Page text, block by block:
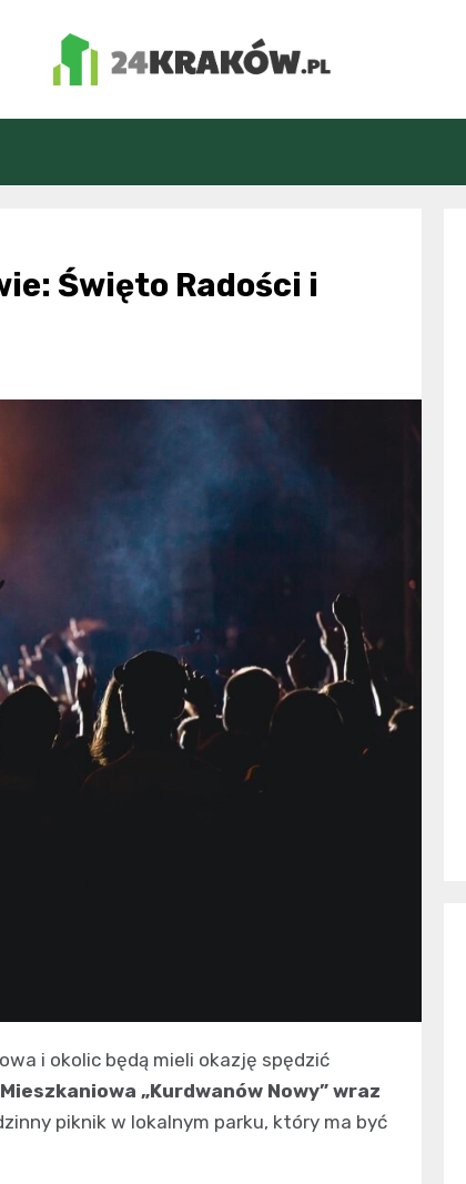
24Kraków.pl
Święto Radości i
i okolic będą mieli okazję spędzić
„Kurdwanów Nowy” wraz
piknik w lokalnym parku, który ma być